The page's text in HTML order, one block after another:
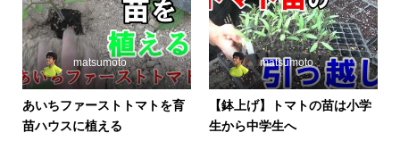
matsumoto
あいちファーストトマトを育
苗ハウスに植える
matsumoto
【鉢上げ】トマトの苗は小学
生から中学生へ